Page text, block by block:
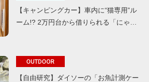
【キャンピングカー】車内に“猫専用”ル
ーム!? 2万円台から借りられる「にゃ…
OUTDOOR
【自由研究】ダイソーの「お魚計測ケー